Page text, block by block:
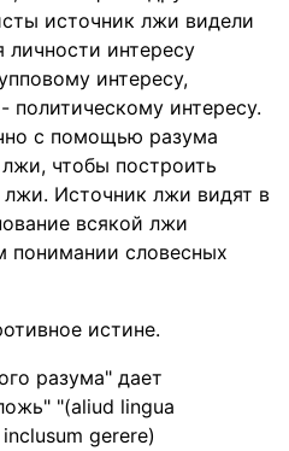
источник лжи видели
личности интересу
интересу,
политическому интересу.
с помощью разума
чтобы построить
Источник лжи видят в
всякой лжи
понимании словесных
истине.
разума" дает
"(aliud lingua
gerere)